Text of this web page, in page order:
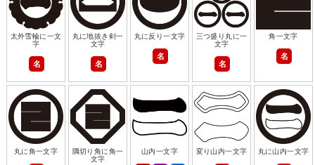
太外雪輪に一文
字
名
丸に地抜き剣一
文字
名
丸に反り一文字
名
三つ盛り丸に一
文字
名
角一文字
名
丸に角一文字
隅切り角に角一
文字
山内一文字 変り山内一文字 丸に山内一文字